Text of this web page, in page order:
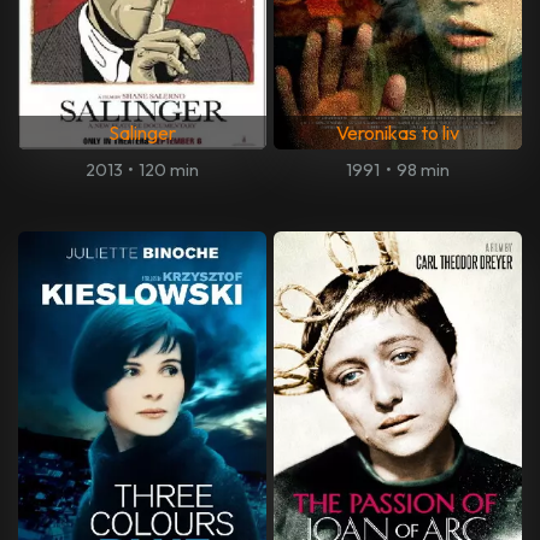
Salinger
2013 • 120 min
Veronikas to liv
1991 • 98 min